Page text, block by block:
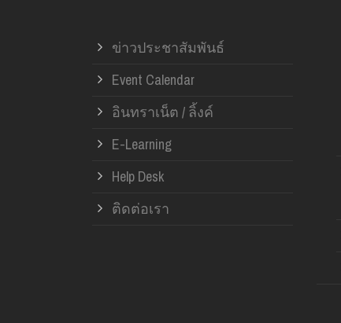
ข่าวประชาสัมพันธ์
Event Calendar
อินทราเน็ต / ลิ้งค์
E-Learning
Help Desk
ติดต่อเรา